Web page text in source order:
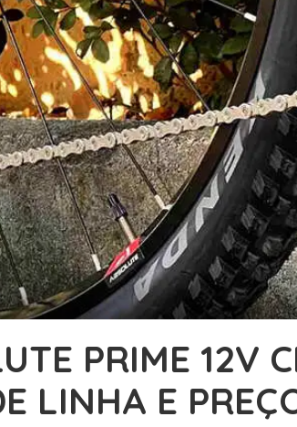
PRIME 12V
LINHA E